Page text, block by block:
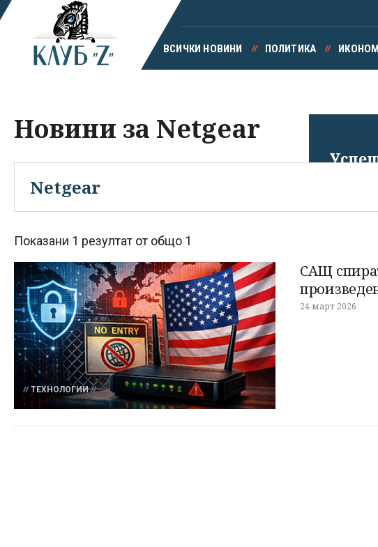
ВСИЧКИ НОВИНИ ПОЛИТИКА
Новини за Netgear
Показани 1 резултат от общо 1
ТЕХНОЛОГИИ
САЩ
24 март 2026